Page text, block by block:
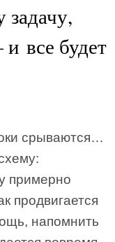
задачу,
все будет
срываются…
примерно
продвигается
напомнить